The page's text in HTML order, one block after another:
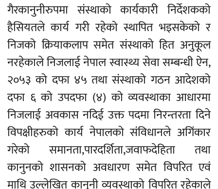
गैरकानुनीरुपमा संस्थाको कार्यकारी निर्देशकको
हैसियतले कार्य गरी रहेको स्थापित भइसकेको र
निजको क्रियाकलाप समेत संस्थाको हित अनुकूल
नरहेकाले निजलाई नेपाल स्वास्थ्य सेवा सम्बन्धी ऐन,
२०५३ को दफा ४५ तथा संस्थाको गठन आदेशको
दफा ६ को उपदफा (४) को व्यवस्थाका आधारमा
निजलाई अवकास नदिई उक्त पदमा निरन्तरता दिने
विपक्षीहरुको कार्य नेपालको संविधानले अगिंकार
गरेको समानता,पारदर्शिता,जवाफदेहिता तथा
कानुनको शासनको अवधारण समेत विपरित एवं